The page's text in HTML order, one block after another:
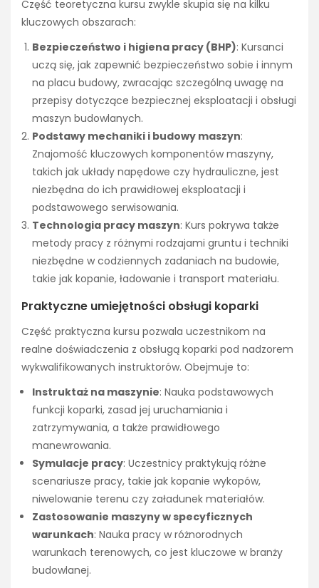
Część teoretyczna kursu zwykle skupia się na kilku
kluczowych obszarach:
Bezpieczeństwo i higiena pracy (BHP): Kursanci
uczą się, jak zapewnić bezpieczeństwo sobie i innym
na placu budowy, zwracając szczególną uwagę na
przepisy dotyczące bezpiecznej eksploatacji i obsługi
maszyn budowlanych.
Podstawy mechaniki i budowy maszyn:
Znajomość kluczowych komponentów maszyny,
takich jak układy napędowe czy hydrauliczne, jest
niezbędna do ich prawidłowej eksploatacji i
podstawowego serwisowania.
Technologia pracy maszyn: Kurs pokrywa także
metody pracy z różnymi rodzajami gruntu i techniki
niezbędne w codziennych zadaniach na budowie,
takie jak kopanie, ładowanie i transport materiału.
Praktyczne umiejętności obsługi koparki
Część praktyczna kursu pozwala uczestnikom na
realne doświadczenia z obsługą koparki pod nadzorem
wykwalifikowanych instruktorów. Obejmuje to:
Instruktaż na maszynie: Nauka podstawowych
funkcji koparki, zasad jej uruchamiania i
zatrzymywania, a także prawidłowego
manewrowania.
Symulacje pracy: Uczestnicy praktykują różne
scenariusze pracy, takie jak kopanie wykopów,
niwelowanie terenu czy załadunek materiałów.
Zastosowanie maszyny w specyficznych
warunkach: Nauka pracy w różnorodnych
warunkach terenowych, co jest kluczowe w branży
budowlanej.